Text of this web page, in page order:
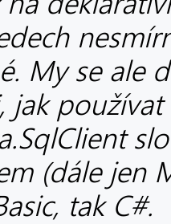
My se ale
jak
(dále jen
tak C#.